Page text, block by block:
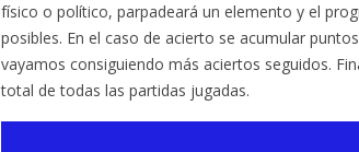
físico o político, parpadeará un elemento y el
posibles. En el caso de acierto se acumular
vayamos consiguiendo más aciertos seguidos.
total de todas las partidas jugadas.